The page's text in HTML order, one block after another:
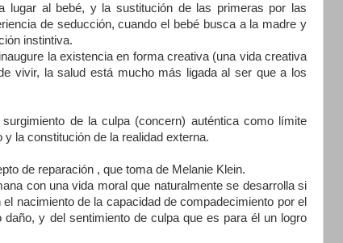
lugar al bebé, y la sustitución de las primeras por las
de seducción, cuando el bebé busca a la madre y
instintiva.
la existencia en forma creativa (una vida creativa
vivir, la salud está mucho más ligada al ser que a los
de la culpa (concern) auténtica como límite
y la constitución de la realidad externa.
de reparación , que toma de Melanie Klein.
con una vida moral que naturalmente se desarrolla si
nacimiento de la capacidad de compadecimiento por el
y del sentimiento de culpa que es para él un logro